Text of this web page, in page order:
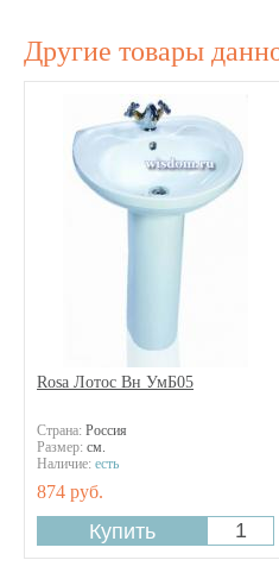
Другие товары
Rosa Лотос Вн УмБ05
Страна: Россия
Размер: см.
Наличие: есть
874 руб.